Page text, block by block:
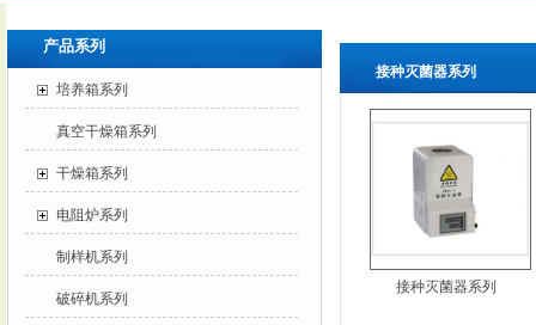
接种灭菌器系列
接种灭菌器系列
产品系列
培养箱系列
真空干燥箱系列
干燥箱系列
电阻炉系列
制样机系列
破碎机系列